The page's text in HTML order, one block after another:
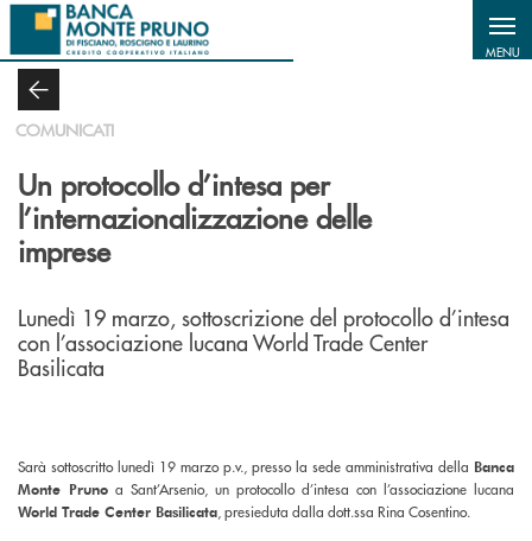
Salta al contenuto principale
MENU
COMUNICATI
Un protocollo d’intesa per
l’internazionalizzazione delle
imprese
Lunedì 19 marzo, sottoscrizione del protocollo d’intesa
con l’associazione lucana World Trade Center
Basilicata
Sarà sottoscritto lunedì 19 marzo p.v., presso la sede amministrativa della Banca
Monte Pruno a Sant’Arsenio, un protocollo d’intesa con l’associazione lucana
World Trade Center Basilicata, presieduta dalla dott.ssa Rina Cosentino.